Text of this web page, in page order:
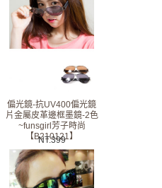
偏光鏡-抗UV400偏光鏡
片金屬皮革邊框墨鏡-2色
~funsgirl芳子時尚
【B210121】
NT.399